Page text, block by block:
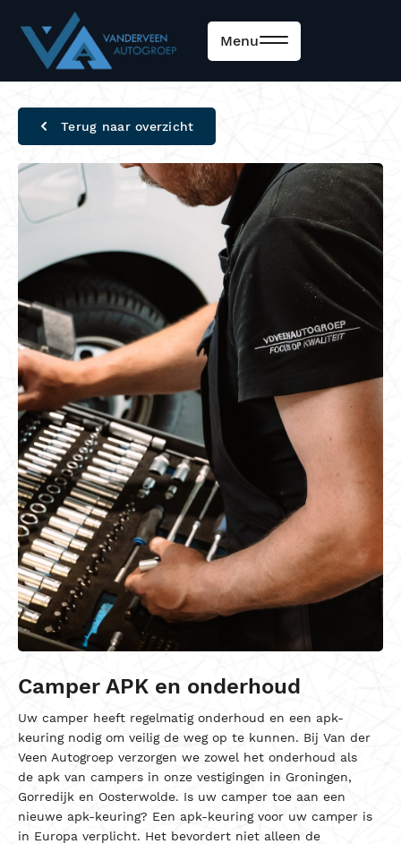
Menu
Terug naar overzicht
Camper APK en onderhoud
Uw camper heeft regelmatig onderhoud en een apk-
keuring nodig om veilig de weg op te kunnen. Bij Van der
Veen Autogroep verzorgen we zowel het onderhoud als
de apk van campers in onze vestigingen in Groningen,
Gorredijk en Oosterwolde. Is uw camper toe aan een
nieuwe apk-keuring? Een apk-keuring voor uw camper is
in Europa verplicht. Het bevordert niet alleen de